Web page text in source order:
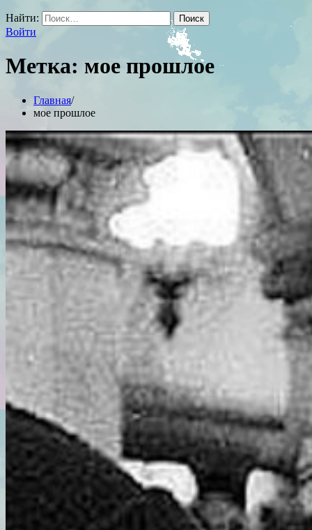
Найти:
Войти
Метка: мое прошлое
Главная
мое прошлое